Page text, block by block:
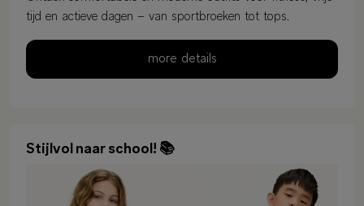
tijd en actieve dagen – van sportbroeken tot tops.
more details
Stijlvol naar school! 📚